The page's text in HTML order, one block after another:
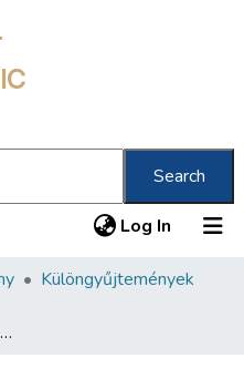
Search
Log In (current)
Különgyűjtemények
Új rendeleteket alkotott a fővárosi tanács a lakások elosztásáról, a lakbérövezetekről és a lakáshasználatbavételi díjról